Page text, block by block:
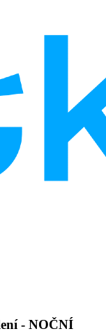
- NOČNÍ